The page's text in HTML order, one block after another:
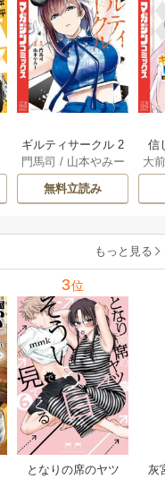
ギルティサークル 2
1巻
門馬司 / 山本やみー
無料立読み
信
に
の
れ
メ
大
もっと見る
3位
となりの席のヤツ
灰